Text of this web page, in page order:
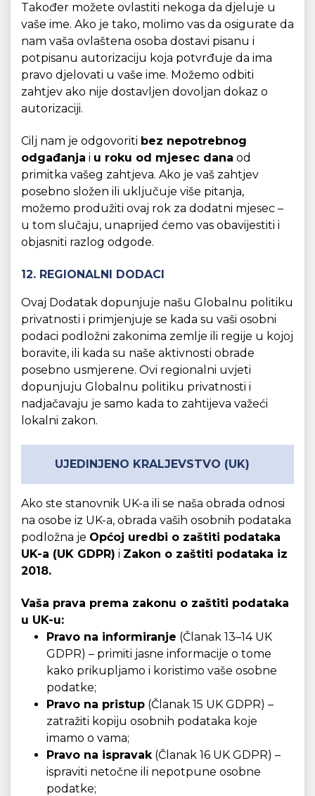
Također možete ovlastiti nekoga da djeluje u
vaše ime. Ako je tako, molimo vas da osigurate da
nam vaša ovlaštena osoba dostavi pisanu i
potpisanu autorizaciju koja potvrđuje da ima
pravo djelovati u vaše ime. Možemo odbiti
zahtjev ako nije dostavljen dovoljan dokaz o
autorizaciji.
Cilj nam je odgovoriti bez nepotrebnog
odgađanja i u roku od mjesec dana od
primitka vašeg zahtjeva. Ako je vaš zahtjev
posebno složen ili uključuje više pitanja,
možemo produžiti ovaj rok za dodatni mjesec –
u tom slučaju, unaprijed ćemo vas obavijestiti i
objasniti razlog odgode.
12. REGIONALNI DODACI
Ovaj Dodatak dopunjuje našu Globalnu politiku
privatnosti i primjenjuje se kada su vaši osobni
podaci podložni zakonima zemlje ili regije u kojoj
boravite, ili kada su naše aktivnosti obrade
posebno usmjerene. Ovi regionalni uvjeti
dopunjuju Globalnu politiku privatnosti i
nadjačavaju je samo kada to zahtijeva važeći
lokalni zakon.
UJEDINJENO KRALJEVSTVO (UK)
Ako ste stanovnik UK-a ili se naša obrada odnosi
na osobe iz UK-a, obrada vaših osobnih podataka
podložna je Općoj uredbi o zaštiti podataka
UK-a (UK GDPR) i Zakon o zaštiti podataka iz
2018.
Vaša prava prema zakonu o zaštiti podataka
u UK-u:
Pravo na informiranje (Članak 13–14 UK
GDPR) – primiti jasne informacije o tome
kako prikupljamo i koristimo vaše osobne
podatke;
Pravo na pristup (Članak 15 UK GDPR) –
zatražiti kopiju osobnih podataka koje
imamo o vama;
Pravo na ispravak(Članak 16 UK GDPR) –
ispraviti netočne ili nepotpune osobne
podatke;